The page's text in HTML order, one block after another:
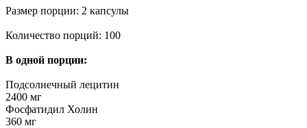
Размер порции: 2 капсулы
Количество порций: 100
В одной порции:
Подсолнечный лецитин
2400 мг
Фосфатидил Холин
360 мг